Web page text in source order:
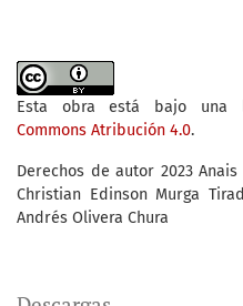
Esta obra está bajo una
Commons Atribución 4.0.
Derechos de autor 2023
Christian Edinson Murga
Andrés Olivera Chura